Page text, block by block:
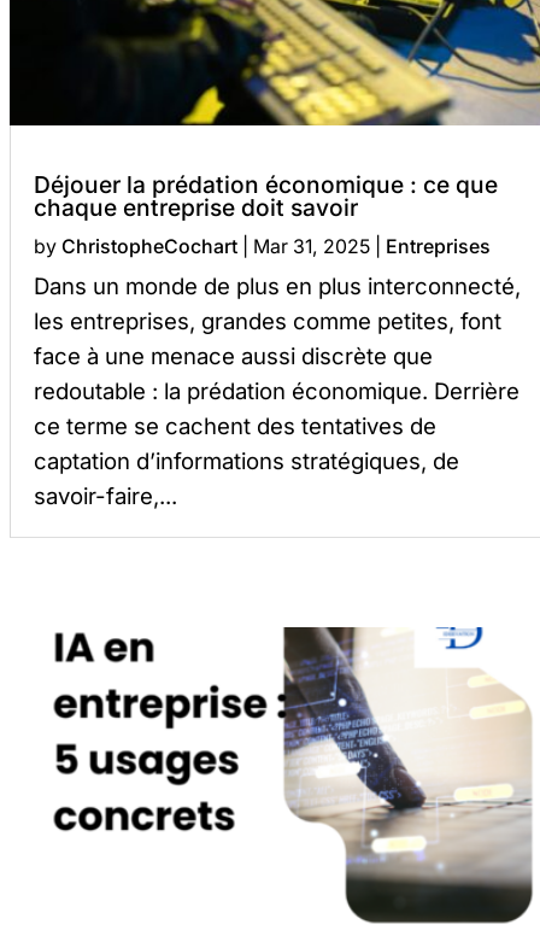
Déjouer la prédation économique : ce que
chaque entreprise doit savoir
by ChristopheCochart Mar 31, 2025 Entreprises
Dans un monde de plus en plus interconnecté,
les entreprises, grandes comme petites, font
face à une menace aussi discrète que
redoutable : la prédation économique. Derrière
ce terme se cachent des tentatives de
captation d’informations stratégiques, de
savoir-faire,...